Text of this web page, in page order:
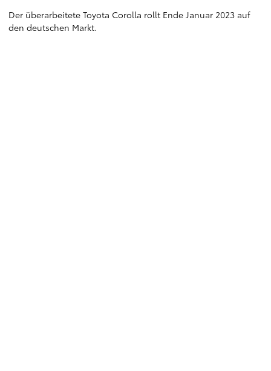
Der überarbeitete Toyota Corolla rollt Ende Januar 2023 auf
den deutschen Markt.